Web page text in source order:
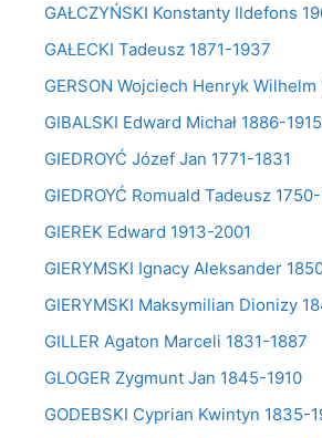
GAŁCZYŃSKI Konstanty Ildefons
GAŁECKI Tadeusz 1871-1937
GERSON Wojciech Henryk Wilhelm
GIBALSKI Edward Michał 1886-1915
GIEDROYĆ Józef Jan 1771-1831
GIEDROYĆ Romuald Tadeusz
GIEREK Edward 1913-2001
GIERYMSKI Ignacy Aleksander
GIERYMSKI Maksymilian Dionizy
GILLER Agaton Marceli 1831-1887
GLOGER Zygmunt Jan 1845-1910
GODEBSKI Cyprian Kwintyn 1835-